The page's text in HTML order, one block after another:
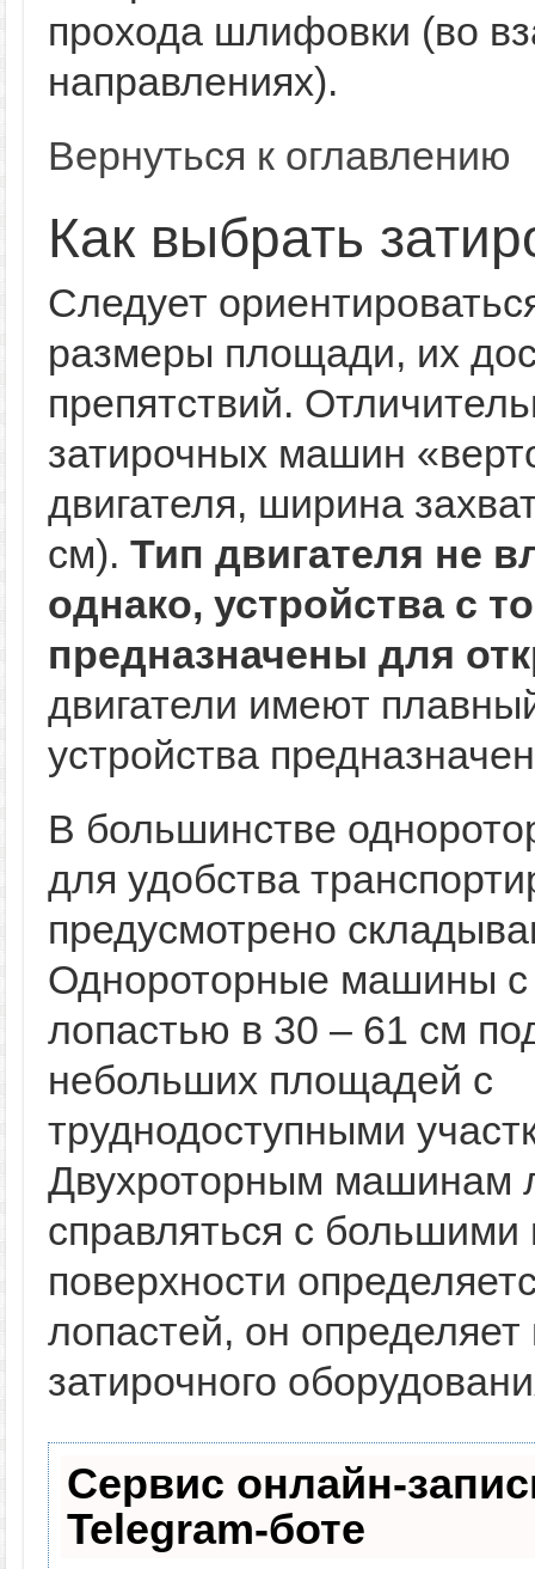
прохода шлифовки (во
направлениях).
Вернуться к оглавлению
Как выбрать
Следует
размеры площади, их
препятствий.
затирочных машин
двигателя, ширина
см). Тип двигателя не
однако, устройства с
предназначены для
двигатели имеют
устройства
В большинстве
для удобства
предусмотрено
Однороторные машины с
лопастью в 30 – 61 см
небольших площадей с
труднодоступными
Двухроторным машинам
справляться с
поверхности
лопастей, он
затирочного
Сервис онлайн-
Telegram-боте